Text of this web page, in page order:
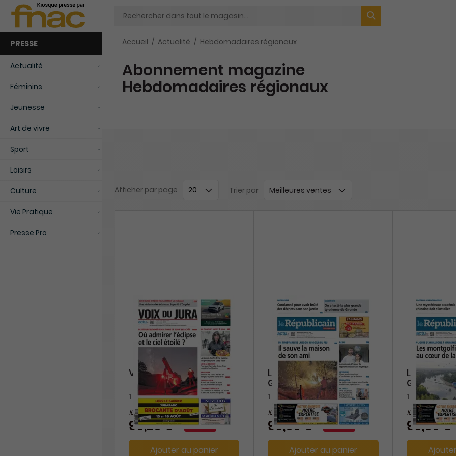
Chercher
PRESSE
Actualité
Féminins
Jeunesse
Art de vivre
Sport
Loisirs
Culture
Vie Pratique
Presse Pro
Accueil Actualité Hebdomadaires régionaux
Abonnement magazine
Hebdomadaires régionaux
Afficher par page Trier par
Voix du Jura
1 an
109,20 €
99,20 € -9%
Ajouter au panier
Le Républicain Sud-
Gironde
1 an
109,20 €
96,00 € -12%
Ajouter au panier
Le
Garonne
1 an
109,20 €
96,00 €